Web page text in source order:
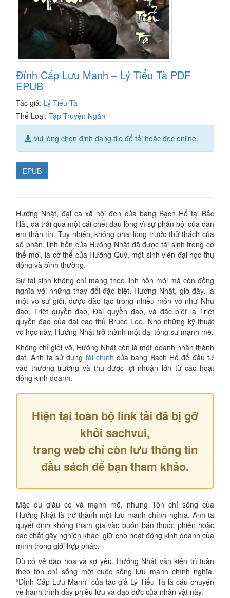
Đỉnh Cấp Lưu Manh – Lý Tiểu Tà PDF
EPUB
Tác giả: Lý Tiếu Tà
Thể Loại: Tập Truyện Ngắn
Vui lòng chọn định dạng file để tải hoặc đọc online.
EPUB
Hướng Nhật, đại ca xã hội đen của bang Bạch Hổ tại Bắc
Hải, đã trải qua một cái chết đau lòng vì sự phản bội của đàn
em thân tín. Tuy nhiên, không phai lòng trước thử thách của
số phận, linh hồn của Hướng Nhật đã được tái sinh trong cơ
thể mới, là cơ thể của Hướng Quỳ, một sinh viên đại học thụ
động và bình thường.
Sự tái sinh không chỉ mang theo linh hồn mới mà còn đồng
nghĩa với những thay đổi đặc biệt. Hướng Nhật, giờ đây, là
một võ sư giỏi, được đào tạo trong nhiều môn võ như Nhu
đạo, Triệt quyền đạo, Đài quyền đạo, và đặc biệt là Triệt
quyền đạo của đại cao thủ Bruce Lee. Nhờ những kỹ thuật
võ học này, Hướng Nhật trở thành một đại tông sư mạnh mẽ.
Không chỉ giỏi võ, Hướng Nhật còn là một doanh nhân thành
đạt. Anh ta sử dụng tài chính của bang Bạch Hổ để đầu tư
vào thương trường và thu được lợi nhuận lớn từ các hoạt
động kinh doanh.
Hiện tại toàn bộ link tải đã bị gỡ
khỏi sachvui,
trang web chỉ còn lưu thông tin
đầu sách để bạn tham khảo.
Mặc dù giàu có và mạnh mẽ, nhưng Tôn chỉ sống của
Hướng Nhật là trở thành một lưu manh chính nghĩa. Anh ta
quyết định không tham gia vào buôn bán thuốc phiện hoặc
các chất gây nghiện khác, giữ cho hoạt động kinh doanh của
mình trong giới hợp pháp.
Dù có vẻ đào hoa và sợ yêu, Hướng Nhật vẫn kiên trì tuân
theo tôn chỉ sống một cuộc sống lưu manh chính nghĩa.
“Đỉnh Cấp Lưu Manh” của tác giả Lý Tiểu Tà là câu chuyện
về hành trình đầy phiêu lưu và đạo đức của nhân vật này.